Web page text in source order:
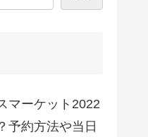
マーケット2022
予約方法や当日